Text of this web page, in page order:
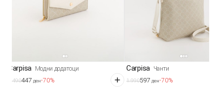
Carpisa Модни додатоци
1.490447 ден-70%
Carpisa Чанти
1.990597 ден-70%